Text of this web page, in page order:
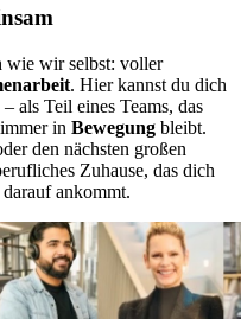
wie wir selbst: voller
. Hier kannst du dich
als Teil eines Teams, das
in Bewegung bleibt.
den nächsten großen
Zuhause, das dich
ankommt.